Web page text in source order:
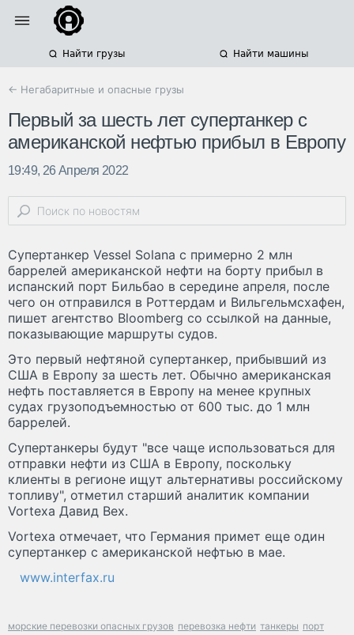
Найти грузы Найти машины
← Негабаритные и опасные грузы
Первый за шесть лет супертанкер с
американской нефтью прибыл в Европу
19:49, 26 Апреля 2022
Супертанкер Vessel Solana с примерно 2 млн
баррелей американской нефти на борту прибыл в
испанский порт Бильбао в середине апреля, после
чего он отправился в Роттердам и Вильгельмсхафен,
пишет агентство Bloomberg со ссылкой на данные,
показывающие маршруты судов.
Это первый нефтяной супертанкер, прибывший из
США в Европу за шесть лет. Обычно американская
нефть поставляется в Европу на менее крупных
судах грузоподъемностью от 600 тыс. до 1 млн
баррелей.
Супертанкеры будут "все чаще использоваться для
отправки нефти из США в Европу, поскольку
клиенты в регионе ищут альтернативы российскому
топливу", отметил старший аналитик компании
Vortexa Давид Вех.
Vortexa отмечает, что Германия примет еще один
супертанкер с американской нефтью в мае.
www.interfax.ru
морские перевозки опасных грузов перевозка нефти танкеры порт